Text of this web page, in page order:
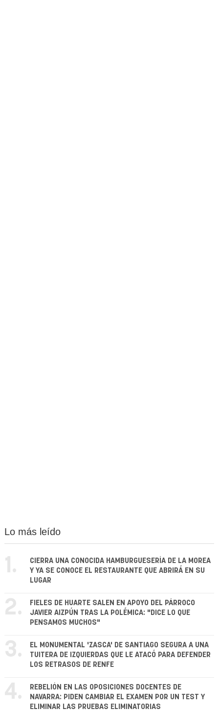
Lo más leído
1.
CIERRA UNA CONOCIDA HAMBURGUESERÍA DE LA MOREA
Y YA SE CONOCE EL RESTAURANTE QUE ABRIRÁ EN SU
LUGAR
2.
FIELES DE HUARTE SALEN EN APOYO DEL PÁRROCO
JAVIER AIZPÚN TRAS LA POLÉMICA: "DICE LO QUE
PENSAMOS MUCHOS"
3.
EL MONUMENTAL 'ZASCA' DE SANTIAGO SEGURA A UNA
TUITERA DE IZQUIERDAS QUE LE ATACÓ PARA DEFENDER
LOS RETRASOS DE RENFE
4.
REBELIÓN EN LAS OPOSICIONES DOCENTES DE
NAVARRA: PIDEN CAMBIAR EL EXAMEN POR UN TEST Y
ELIMINAR LAS PRUEBAS ELIMINATORIAS